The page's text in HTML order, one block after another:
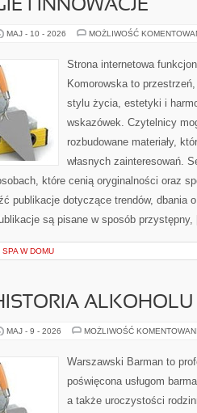
I INNOWACJE
MAJ - 10 - 2026 MOŻLIWOŚĆ
Strona internetowa
Komorowska to
stylu życia, estetyki i
wskazówek. Czytelnicy
rozbudowane materiały,
własnych zainteresowań.
które cenią oryginalności oraz
publikacje dotyczące trendów, dbania
są pisane w sposób
W DOMU
ALKOHOLU
MAJ - 9 - 2026 MOŻLIWOŚĆ
Warszawski Barman to
poświęcona usługom
a także uroczystości